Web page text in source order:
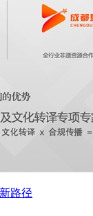
路径